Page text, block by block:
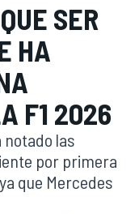
SER
HA
F1 2026
notado las
por primera
que Mercedes